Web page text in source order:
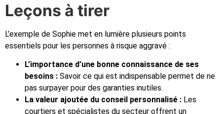
Leçons à tirer
L’exemple de Sophie met en lumière plusieurs points
essentiels pour les personnes à risque aggravé :
L’importance d’une bonne connaissance de ses
besoins : Savoir ce qui est indispensable permet de ne
pas surpayer pour des garanties inutiles.
La valeur ajoutée du conseil personnalisé : Les
courtiers et spécialistes du secteur offrent un